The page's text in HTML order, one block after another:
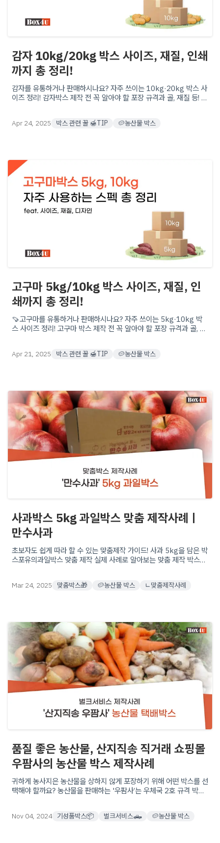
감자 10kg/20kg 박스 사이즈, 재질, 인쇄
까지 총 정리!
감자를 유통하거나 판매하시나요? 자주 쓰이는 10kg·20kg 박스 사
이즈 정리! 감자박스 제작 전 꼭 알아야 할 포장 규격과 골, 재질 등! 다
Apr 24, 2025 박스 관련 꿀 🍯TIP 🥔농산물 박스
고구마 5kg/10kg 박스 사이즈, 재질, 인
쇄까지 총 정리!
🍠고구마를 유통하거나 판매하시나요? 자주 쓰이는 5kg·10kg 박
스 사이즈 정리! 고구마 박스 제작 전 꼭 알아야 할 포장 규격과 골, 재
Apr 21, 2025 박스 관련 꿀 🍯TIP 🥔농산물 박스
사과박스 5kg 과일박스 맞춤 제작사례ㅣ
만수사과
초보자도 쉽게 따라 할 수 있는 맞춤제작 가이드! 사과 5kg을 담은 박
스포유의과일박스 맞춤 제작 실제 사례로 알아보는 맞춤 제작 박스의
Mar 24, 2025 맞춤박스🎁 🥔농산물 박스 ㄴ맞춤제작사례
품질 좋은 농산물, 산지직송 직거래 쇼핑몰
우팜사의 농산물 박스 제작사례
귀하게 농사지은 농산물을 상하지 않게 포장하기 위해 어떤 박스를 선
택해야 할까요? 농산물을 판매하는 '우팜사’는 우체국 2호 규격 박스
Nov 04, 2024 기성품박스📦 벌크서비스🛻 🥔농산물 박스